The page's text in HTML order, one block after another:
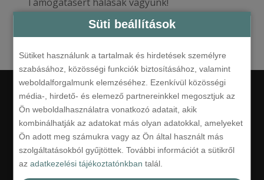
Süti beállítások
Sütiket használunk a tartalmak és hirdetések személyre
szabásához, közösségi funkciók biztosításához, valamint
weboldalforgalmunk elemzéséhez. Ezenkívül közösségi
média-, hirdető- és elemező partnereinkkel megosztjuk az
Ön weboldalhasználatra vonatkozó adatait, akik
kombinálhatják az adatokat más olyan adatokkal, amelyeket
Ön adott meg számukra vagy az Ön által használt más
szolgáltatásokból gyűjtöttek. További információt a sütikről
azadatkezelési tájékoztatónkban talál.
Hotel Civitas csapata
Linkek
Hotel
Ajánlatok